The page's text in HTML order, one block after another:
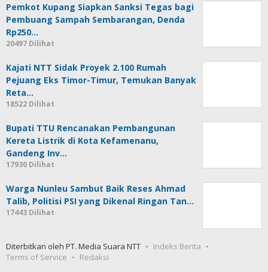
Pemkot Kupang Siapkan Sanksi Tegas bagi
Pembuang Sampah Sembarangan, Denda
Rp250…
20497 Dilihat
Kajati NTT Sidak Proyek 2.100 Rumah
Pejuang Eks Timor-Timur, Temukan Banyak
Reta…
18522 Dilihat
Bupati TTU Rencanakan Pembangunan
Kereta Listrik di Kota Kefamenanu,
Gandeng Inv…
17930 Dilihat
Warga Nunleu Sambut Baik Reses Ahmad
Talib, Politisi PSI yang Dikenal Ringan Tan…
17443 Dilihat
Diterbitkan oleh PT. Media Suara NTT
Indeks Berita
Terms of Service
Redaksi